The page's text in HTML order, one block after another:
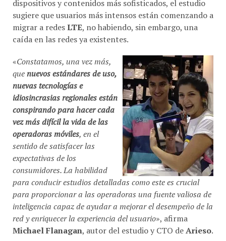
dispositivos y contenidos más sofisticados, el estudio
sugiere que usuarios más intensos están comenzando a
migrar a redesLTE, no habiendo, sin embargo, una
caída en las redes ya existentes.
«Constatamos, una vez más,
quenuevos estándares de uso,
nuevas tecnologías e
idiosincrasias regionales están
conspirando para hacer cada
vez más difícil la vida de las
operadoras móviles, en el
sentido de satisfacer las
expectativas de los
consumidores. La habilidad
para conducir estudios detalladas como este es crucial
para proporcionar a las operadoras una fuente valiosa de
inteligencia capaz de ayudar a mejorar el desempeño de la
red y enriquecer la experiencia del usuario», afirma
Michael Flanagan, autor del estudio y CTO deArieso.